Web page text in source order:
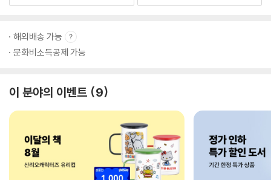
해외배송 가능
문화비소득공제 가능
이 분야의 이벤트 9